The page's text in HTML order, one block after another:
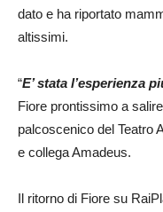
dato e ha riportato
altissimi.
“E’ stata l’esperienza
Fiore prontissimo a
palcoscenico del Teatro
e collega Amadeus.
Il ritorno di Fiore su